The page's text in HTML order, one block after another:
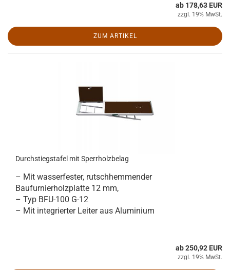
ab 178,63 EUR
zzgl. 19% MwSt.
ZUM ARTIKEL
Durchstiegstafel mit Sperrholzbelag
– Mit wasserfester, rutschhemmender
Baufurnierholzplatte 12 mm,
– Typ BFU-100 G-12
– Mit integrierter Leiter aus Aluminium
ab 250,92 EUR
zzgl. 19% MwSt.